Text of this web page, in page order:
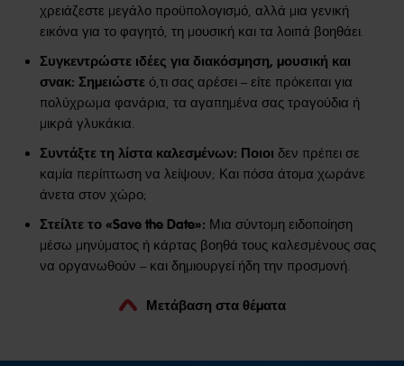
χρειάζεστε μεγάλο προϋπολογισμό, αλλά μια γενική
εικόνα για το φαγητό, τη μουσική και τα λοιπά βοηθάει.
Συγκεντρώστε ιδέες για διακόσμηση, μουσική και
σνακ: Σημειώστε ό,τι σας αρέσει – είτε πρόκειται για
πολύχρωμα φανάρια, τα αγαπημένα σας τραγούδια ή
μικρά γλυκάκια.
Συντάξτε τη λίστα καλεσμένων: Ποιοι δεν πρέπει σε
καμία περίπτωση να λείψουν; Και πόσα άτομα χωράνε
άνετα στον χώρο;
Στείλτε το «Save the Date»: Μια σύντομη ειδοποίηση
μέσω μηνύματος ή κάρτας βοηθά τους καλεσμένους σας
να οργανωθούν – και δημιουργεί ήδη την προσμονή.
Μετάβαση στα θέματα